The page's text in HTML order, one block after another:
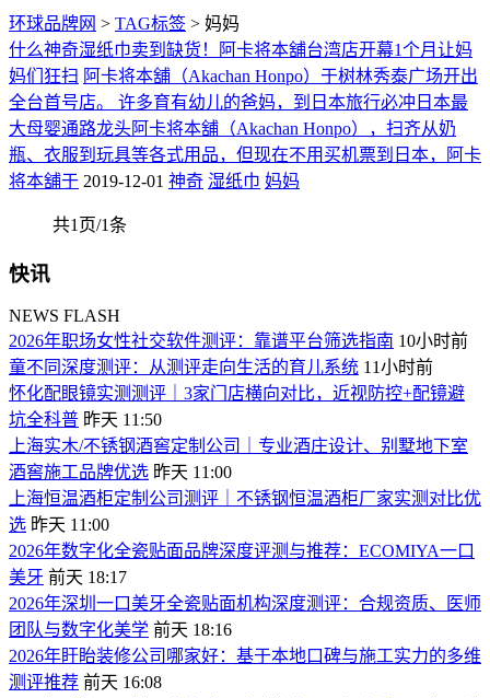
环球品牌网 > TAG标签 > 妈妈
什么神奇湿纸巾卖到缺货！阿卡将本舖台湾店开幕1个月让妈
妈们狂扫 阿卡将本舖（Akachan Honpo）于树林秀泰广场开出
全台首号店。 许多育有幼儿的爸妈，到日本旅行必冲日本最
大母婴通路龙头阿卡将本舖（Akachan Honpo），扫齐从奶
瓶、衣服到玩具等各式用品，但现在不用买机票到日本，阿卡
将本舖于 2019-12-01 神奇 湿纸巾 妈妈
共1页/1条
快讯
NEWS FLASH
​2026年职场女性社交软件测评：靠谱平台筛选指南 10小时前
童不同深度测评：从测评走向生活的育儿系统 11小时前
​怀化配眼镜实测测评｜3家门店横向对比，近视防控+配镜避
坑全科普 昨天 11:50
上海实木/不锈钢酒窖定制公司｜专业酒庄设计、别墅地下室
酒窖施工品牌优选 昨天 11:00
​上海恒温酒柜定制公司测评｜不锈钢恒温酒柜厂家实测对比优
选 昨天 11:00
​2026年数字化全瓷贴面品牌深度评测与推荐：ECOMIYA一口
美牙 前天 18:17
​2026年深圳一口美牙全瓷贴面机构深度测评：合规资质、医师
团队与数字化美学 前天 18:16
​2026年盱眙装修公司哪家好：基于本地口碑与施工实力的多维
测评推荐 前天 16:08